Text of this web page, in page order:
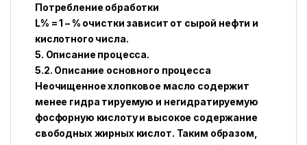
Потребление обработки
L% = 1 – % очистки зависит от сырой нефти и
кислотного числа.
5. Описание процесса.
5.2. Описание основного процесса
Неочищенное хлопковое масло содержит
менее гидра тируемую и негидратируемую
фосфорную кислоту и высокое содержание
свободных жирных кислот. Таким образом,